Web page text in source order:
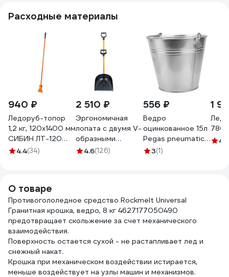
Расходные материалы
940 ₽
Ледоруб-топор
1,2 кг, 120х1400 мм
СИБИН ЛТ-120
21958-1
4.4(34)
2 510 ₽
Эргономичная
лопата с двумя V-
образными
ручками Inforce
4.6(126)
556 ₽
Ведро
оцинкованное 15л
Pegas pneumatic
130224
3(1)
1
4.3
О товаре
Противогололедное средство Rockmelt Universal
Гранитная крошка, ведро, 8 кг 4627177050490
предотвращает скольжение за счет механического
взаимодействия.
Поверхность остается сухой - не растапливает лед и
снежный накат.
Крошка при механическом воздействии истирается,
меньше воздействует на узлы машин и механизмов.